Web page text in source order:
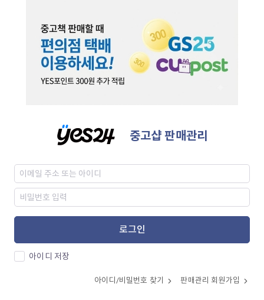
중고샵 판매관리
로그인
아이디 저장
아이디/비밀번호 찾기 판매관리 회원가입